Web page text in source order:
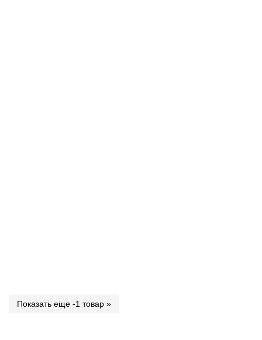
Показать еще -1 товар »